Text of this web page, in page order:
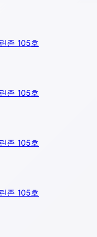
존 105호
존 105호
존 105호
존 105호